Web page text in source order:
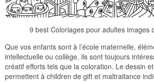
9 best Coloriages pour adultes images
Que vos enfants sont à l’école maternelle,
intellectuelle ou collège, ils sont toujours
créatif efforts tels que la coloration. Le dessin
permettent à children de gift et maltraitance